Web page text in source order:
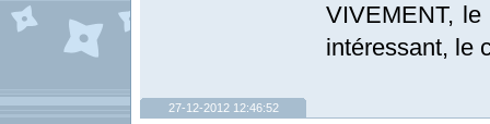
VIVEMENT,
intéressant, le
27-12-2012 12:46:52